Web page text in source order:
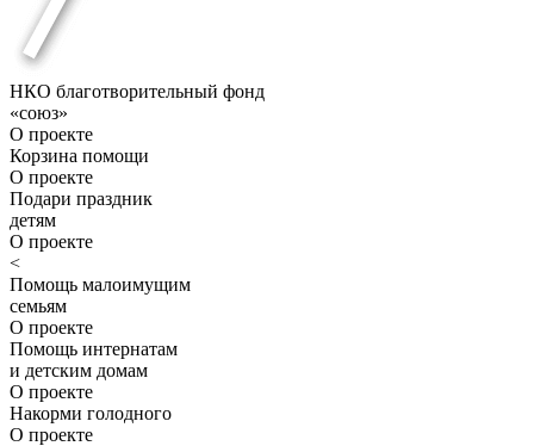
НКО благотворительный фонд
«союз»
О проекте
Корзина помощи
О проекте
Подари праздник
детям
О проекте
<
Помощь малоимущим
семьям
О проекте
Помощь интернатам
и детским домам
О проекте
Накорми голодного
О проекте